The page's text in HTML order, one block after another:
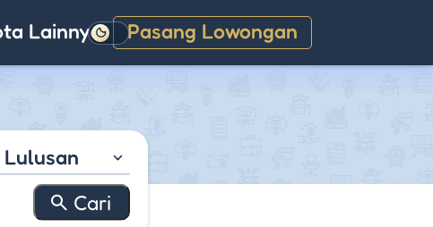
Lainnya Pasang Lowongan
Gelap
Lulusan